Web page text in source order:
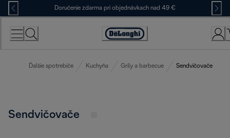
Skip
to
Content
Doručenie zdarma pri objednávkach nad 49 €
Accessibility
Ďalšie spotrebiče Kuchyňa Grily a barbecue Sendvičovače
Sendvičovače